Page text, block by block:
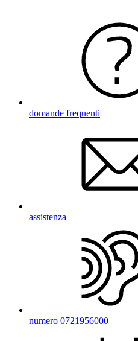
domande frequenti
assistenza
numero 0721956000